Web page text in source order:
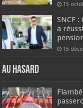
15
SNCF
a
15
Au hasard